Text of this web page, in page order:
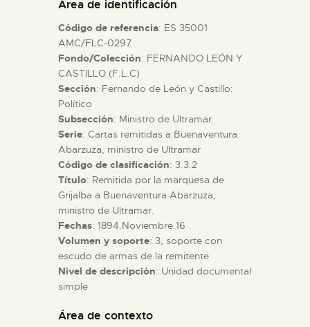
ACTIVIDADES
█
EL MUSEO
COLECCIONES
DIDÁCTICA
ESPAÑOL
Área de identificación
Código de referencia: ES 35001
AMC/FLC-0297
Fondo/Colección: FERNANDO LEÓN Y
CASTILLO (F.L.C)
Sección: Fernando de León y Castillo:
Político
Subsección: Ministro de Ultramar
Serie: Cartas remitidas a Buenaventura
Abarzuza, ministro de Ultramar
Código de clasificación: 3.3.2
Título: Remitida por la marquesa de
Grijalba a Buenaventura Abarzuza,
ministro de Ultramar.
Fechas: 1894.Noviembre.16
Volumen y soporte: 3, soporte con
escudo de armas de la remitente
Nivel de descripción: Unidad documental
simple
Área de contexto